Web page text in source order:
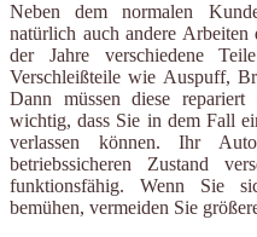
Neben dem normalen
natürlich auch andere
der Jahre verschiedene
Verschleißteile wie Auspuff,
Dann müssen diese
wichtig, dass Sie in dem Fall
verlassen können. Ihr
betriebssicheren Zustand
funktionsfähig. Wenn Sie
bemühen, vermeiden Sie